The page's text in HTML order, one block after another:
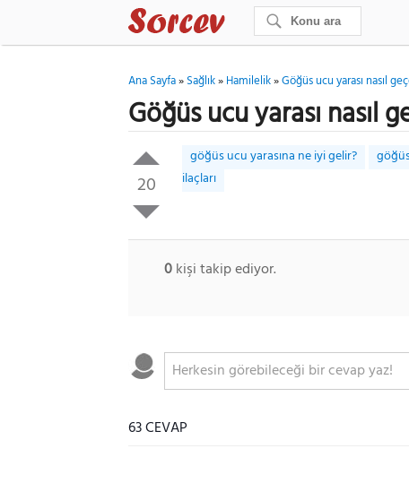
Ana Sayfa»Sağlık»Hamilelik»Göğüs ucu yarası nasıl
Göğüs ucu yarası nasıl
20
göğüs ucu yarasına ne iyi gelir?
ilaçları
0kişi takip ediyor.
63 CEVAP